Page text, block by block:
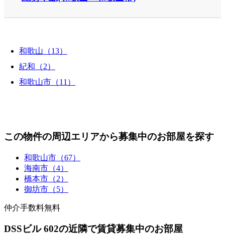
和歌山（13）
紀和（2）
和歌山市（11）
この物件の周辺エリアから募集中のお部屋を探す
和歌山市（67）
海南市（4）
橋本市（2）
御坊市（5）
仲介手数料無料
DSSビル 602の近隣で賃貸募集中のお部屋